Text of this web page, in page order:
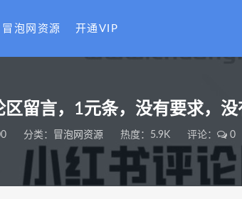
冒泡网资源 开通VIP
区留言，1元条，没有要求，没
分类： 冒泡网资源 热度：5.9K 评论： 0